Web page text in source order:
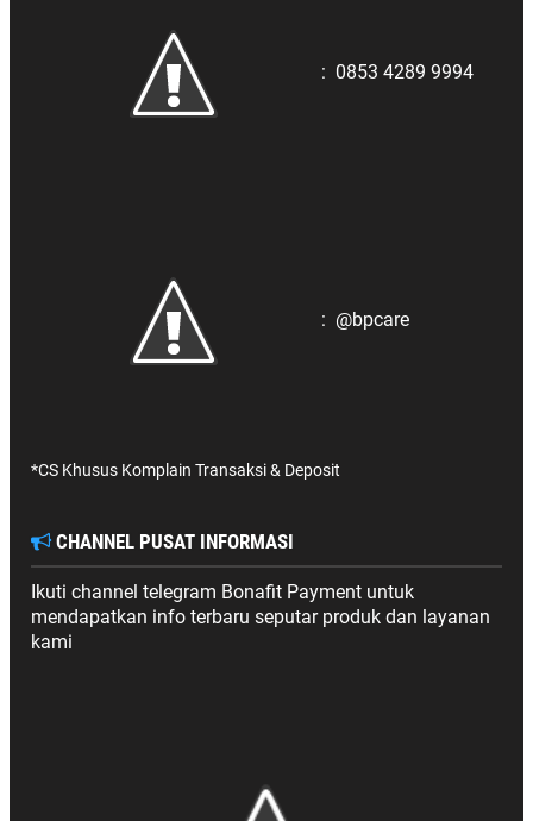
: 0853 4289 9994
: @bpcare
*CS Khusus Komplain Transaksi & Deposit
CHANNEL PUSAT INFORMASI
Ikuti channel telegram Bonafit Payment untuk
mendapatkan info terbaru seputar produk dan layanan
kami